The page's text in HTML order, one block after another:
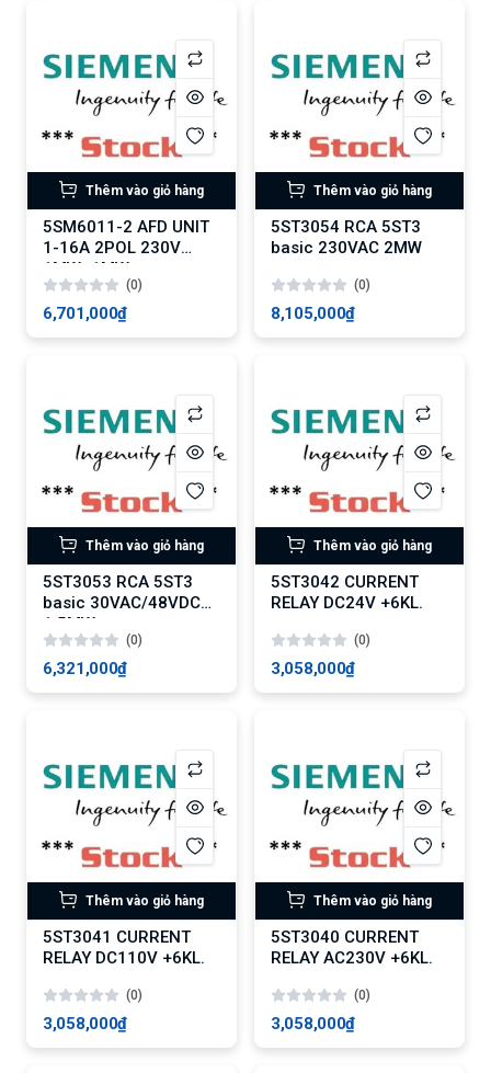
Thêm vào giỏ hàng
5SM6011-2 AFD UNIT
1-16A 2POL 230V
1MW+1MW
(0)
6,701,000₫
Thêm vào giỏ hàng
5ST3054 RCA 5ST3
basic 230VAC 2MW
(0)
8,105,000₫
Thêm vào giỏ hàng
5ST3053 RCA 5ST3
basic 30VAC/48VDC
1,5MW
(0)
6,321,000₫
Thêm vào giỏ hàng
5ST3042 CURRENT
RELAY DC24V +6KL.
(0)
3,058,000₫
Thêm vào giỏ hàng
5ST3041 CURRENT
RELAY DC110V +6KL.
(0)
3,058,000₫
Thêm vào giỏ hàng
5ST3040 CURRENT
RELAY AC230V +6KL.
(0)
3,058,000₫